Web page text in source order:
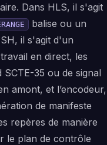
Dans HLS, il s'agit
balise ou un
il s'agit d'un
en direct, les
SCTE-35 ou de signal
amont, et l’encodeur,
de manifeste
repères de manière
le plan de contrôle